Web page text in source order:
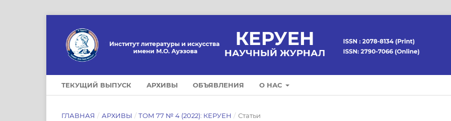
ТЕКУЩИЙ ВЫПУСК АРХИВЫ ОБЪЯВЛЕНИЯ О НАС
ГЛАВНАЯ / АРХИВЫ / ТОМ 77 № 4 (2022): КЕРУЕН / Статьи